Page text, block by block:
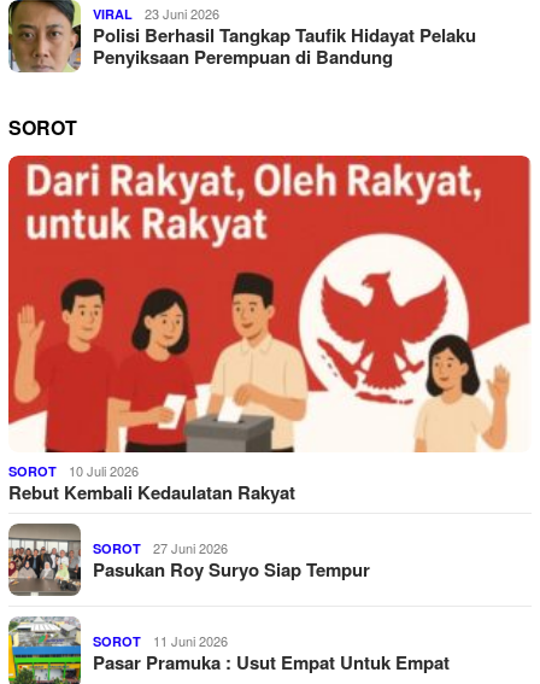
VIRAL 23 Juni 2026
Polisi Berhasil Tangkap Taufik Hidayat Pelaku
Penyiksaan Perempuan di Bandung
SOROT
SOROT 10 Juli 2026
Rebut Kembali Kedaulatan Rakyat
SOROT 27 Juni 2026
Pasukan Roy Suryo Siap Tempur
SOROT 11 Juni 2026
Pasar Pramuka : Usut Empat Untuk Empat